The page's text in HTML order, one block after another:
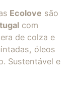
Ecolove são
com
de colza e
óleos
Sustentável e